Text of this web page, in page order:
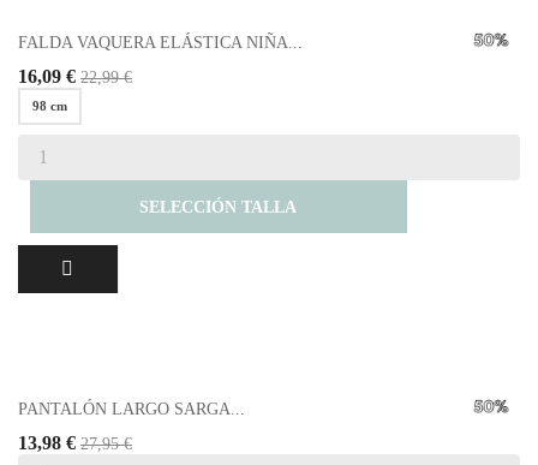
FALDA VAQUERA ELÁSTICA NIÑA...
16,09 € 22,99 €
98 cm
SELECCIÓN TALLA
PANTALÓN LARGO SARGA...
13,98 € 27,95 €